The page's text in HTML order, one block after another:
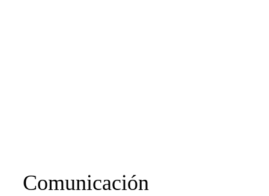
Comunicación